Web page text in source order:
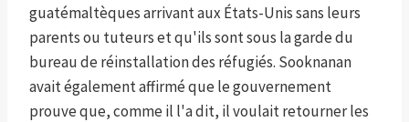
guatémaltèques arrivant aux États-Unis sans leurs
parents ou tuteurs et qu'ils sont sous la garde du
bureau de réinstallation des réfugiés. Sooknanan
avait également affirmé que le gouvernement
prouve que, comme il l'a dit, il voulait retourner les